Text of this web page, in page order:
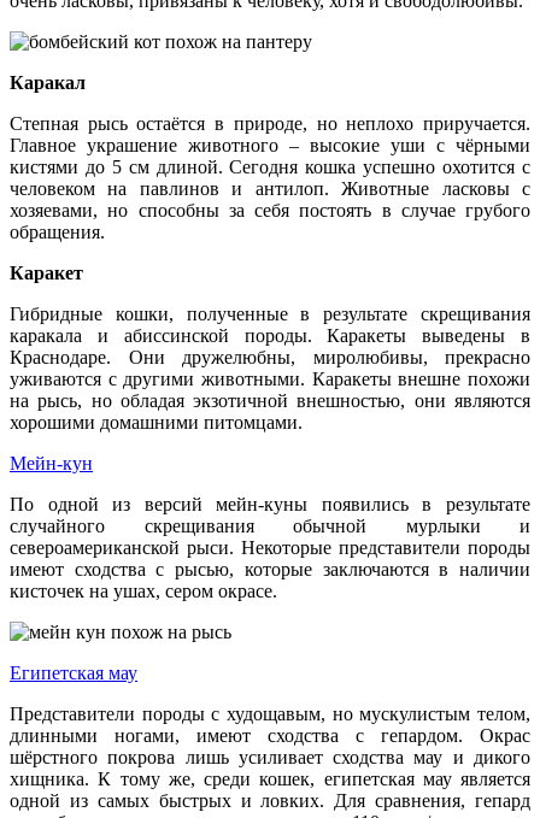
Каракал
Степная рысь остаётся в природе, но неплохо приручается.
Главное украшение животного – высокие уши с чёрными
кистями до 5 см длиной. Сегодня кошка успешно охотится с
человеком на павлинов и антилоп. Животные ласковы с
хозяевами, но способны за себя постоять в случае грубого
обращения.
Каракет
Гибридные кошки, полученные в результате скрещивания
каракала и абиссинской породы. Каракеты выведены в
Краснодаре. Они дружелюбны, миролюбивы, прекрасно
уживаются с другими животными. Каракеты внешне похожи
на рысь, но обладая экзотичной внешностью, они являются
хорошими домашними питомцами.
Мейн-кун
По одной из версий мейн-куны появились в результате
случайного скрещивания обычной мурлыки и
североамериканской рыси. Некоторые представители породы
имеют сходства с рысью, которые заключаются в наличии
кисточек на ушах, сером окрасе.
Египетская мау
Представители породы с худощавым, но мускулистым телом,
длинными ногами, имеют сходства с гепардом. Окрас
шёрстного покрова лишь усиливает сходства мау и дикого
хищника. К тому же, среди кошек, египетская мау является
одной из самых быстрых и ловких. Для сравнения, гепард